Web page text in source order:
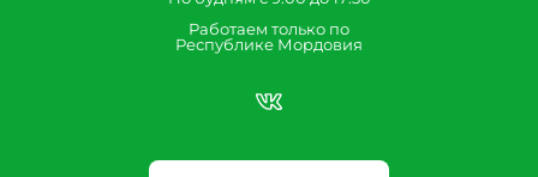
Работаем только по
Республике Мордовия